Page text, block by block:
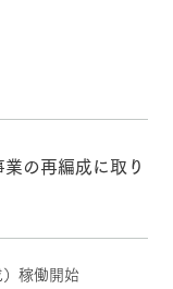
の再編成に取り
稼働開始